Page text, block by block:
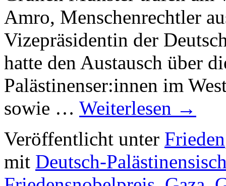
Amro, Menschenrechtler
Vizepräsidentin der
hatte den Austausch über
Palästinenser:innen im
sowie … Weiterlesen →
Veröffentlicht unter Frieden
mit Deutsch-